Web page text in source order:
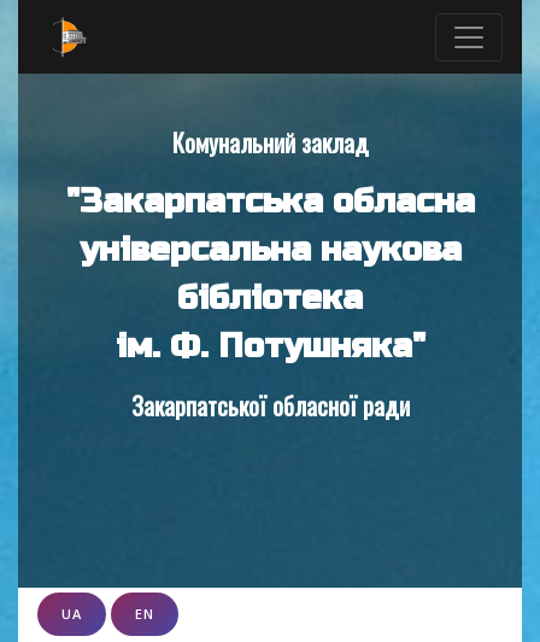
Комунальний заклад
"Закарпатська обласна
універсальна наукова
бібліотека
ім. Ф. Потушняка"
Закарпатської обласної ради
UA EN